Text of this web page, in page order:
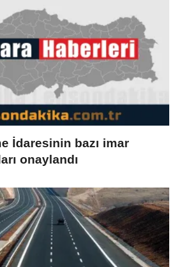
İdaresinin bazı imar
onaylandı